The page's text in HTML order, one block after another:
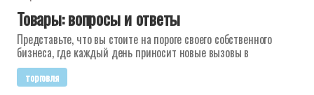
Товары: вопросы и ответы
Представьте, что вы стоите на пороге своего собственного
бизнеса, где каждый день приносит новые вызовы в
торговля